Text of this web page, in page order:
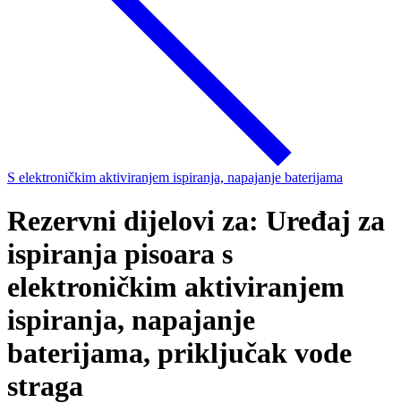
S elektroničkim aktiviranjem ispiranja, napajanje baterijama
Rezervni dijelovi za: Uređaj za
ispiranja pisoara s
elektroničkim aktiviranjem
ispiranja, napajanje
baterijama, priključak vode
straga